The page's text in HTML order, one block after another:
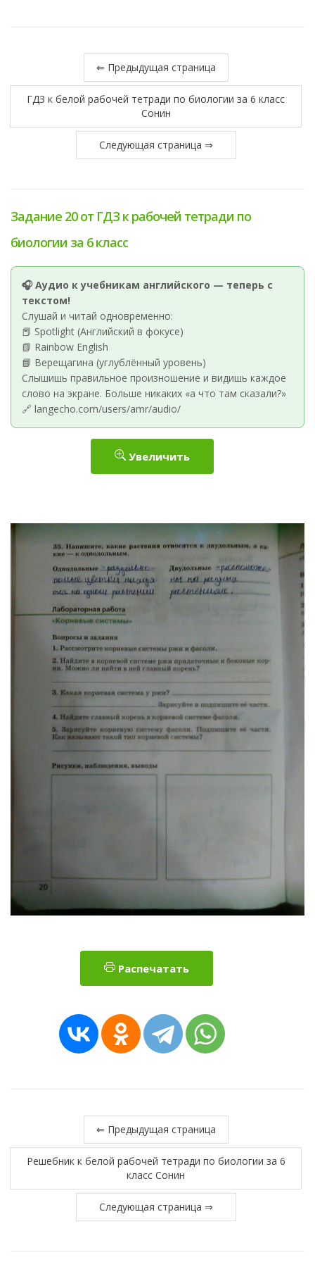
⇐ Предыдущая страница
ГДЗ к белой рабочей тетради по биологии за 6 класс
Сонин
Следующая страница ⇒
Задание 20 от ГДЗ к рабочей тетради по
биологии за 6 класс
🎧 Аудио к учебникам английского — теперь с
текстом!
Слушай и читай одновременно:
📕 Spotlight (Английский в фокусе)
📗 Rainbow English
📘 Верещагина (углублённый уровень)
Слышишь правильное произношение и видишь каждое
слово на экране. Больше никаких «а что там сказали?»
🔗 langecho.com/users/amr/audio/
Увеличить
Распечатать
⇐ Предыдущая страница
Решебник к белой рабочей тетради по биологии за 6
класс Сонин
Следующая страница ⇒